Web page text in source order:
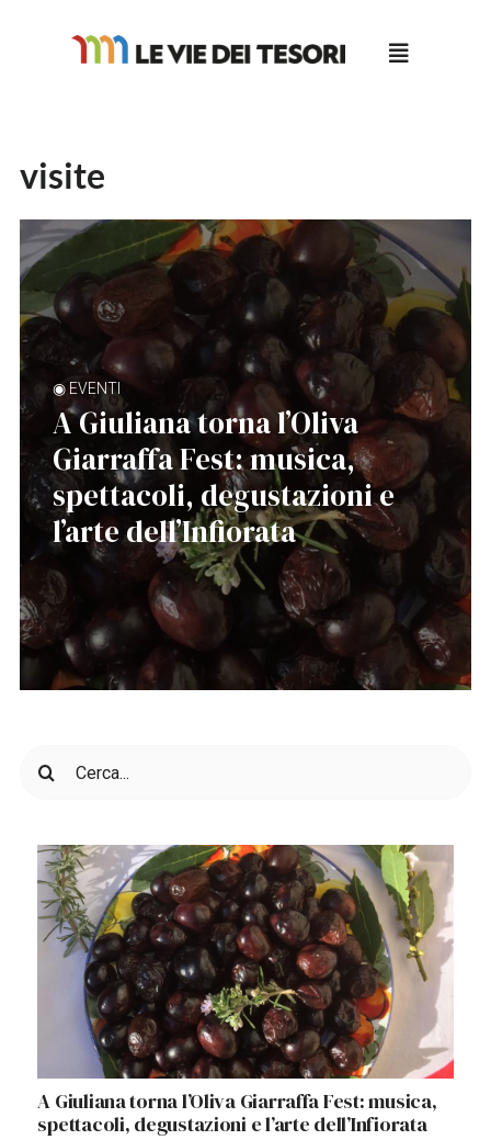
visite
◉ EVENTI
A Giuliana torna l’Oliva
Giarraffa Fest: musica,
spettacoli, degustazioni e
l’arte dell’Infiorata
per:
A Giuliana torna l’Oliva Giarraffa Fest: musica,
spettacoli, degustazioni e l’arte dell’Infiorata